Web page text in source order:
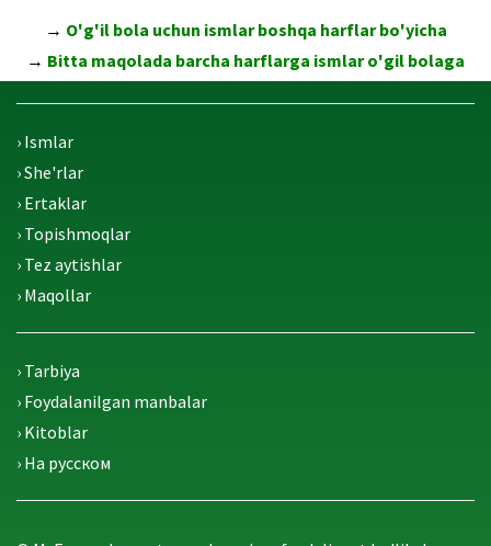
→ O'g'il bola uchun ismlar boshqa harflar bo'yicha
→ Bitta maqolada barcha harflarga ismlar o'gil bolaga
› Ismlar
› She'rlar
› Ertaklar
› Topishmoqlar
› Tez aytishlar
› Maqollar
› Tarbiya
› Foydalanilgan manbalar
› Kitoblar
› На русском